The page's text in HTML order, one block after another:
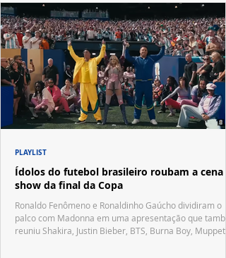
Ídolos do futebol brasileiro roubam a cena
show da final da Copa
Ronaldo Fenômeno e Ronaldinho Gaúcho dividiram o
palco com Madonna em uma apresentação que
reuniu Shakira, Justin Bieber, BTS, Burna Boy, Muppets,
PLAYLIST